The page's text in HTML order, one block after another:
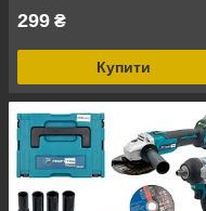
299 ₴
Купити